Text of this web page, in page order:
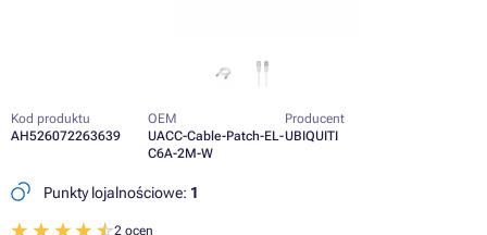
Kod produktu
AH526072263639
OEM
UACC-Cable-Patch-EL-
C6A-2M-W
Producent
UBIQUITI
Punkty lojalnościowe: 1
2 ocen